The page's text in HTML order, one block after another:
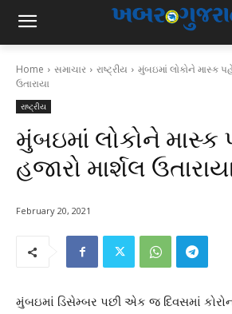
Home સમાચાર રાષ્ટ્રીય
મુંબઇમાં લોકોને માસ્ક
ઉતારાયા
રાષ્ટ્રીય
મુંબઇમાં લોકોને માસ્ક
હજારો માર્શલ
February 20, 2021
મુંબઇમાં ડિસેમ્બર પછી એક જ દિવસમાં